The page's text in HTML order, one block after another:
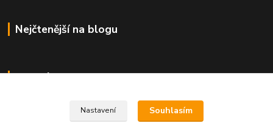
Nejčtenější na blogu
Kde nás najdete
Nastavení Souhlasím